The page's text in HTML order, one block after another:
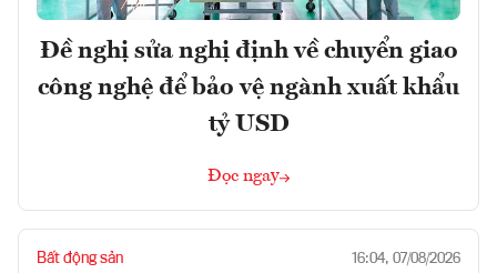
Đề nghị sửa nghị định về chuyển giao
công nghệ để bảo vệ ngành xuất khẩu
tỷ USD
Đọc ngay
Bất động sản 16:04, 07/08/2026